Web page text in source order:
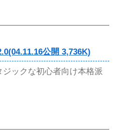
公開 3,736K)
ックな初心者向け本格派